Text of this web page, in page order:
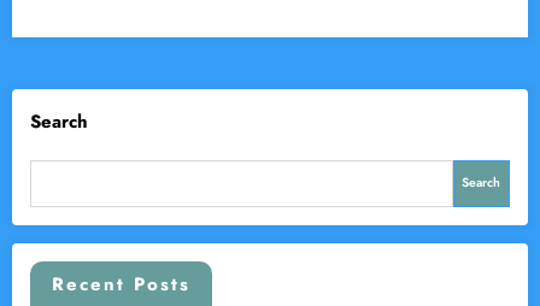
Search
Search
Recent Posts